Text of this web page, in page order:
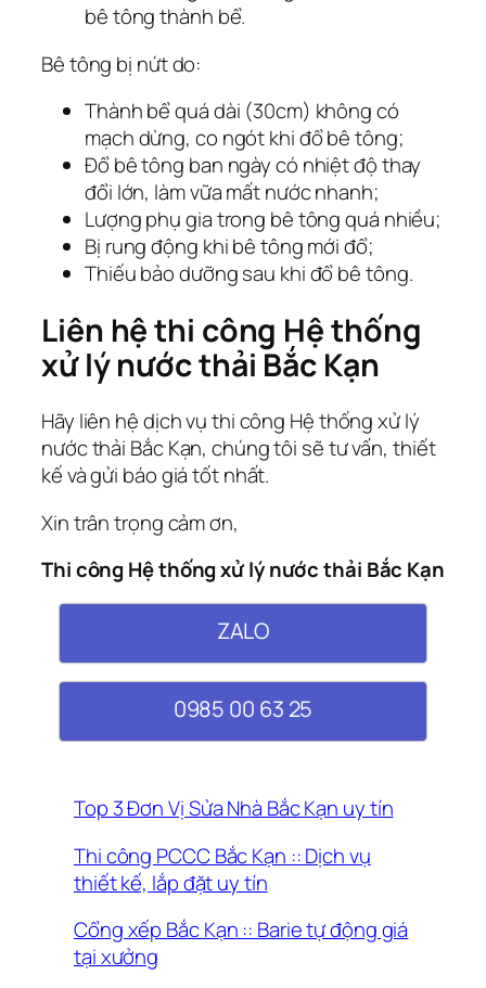
bê tông thành bể.
Bê tông bị nứt do:
Thành bể quá dài (30cm) không có
mạch dừng, co ngót khi đổ bê tông;
Đổ bê tông ban ngày có nhiệt độ thay
đổi lớn, làm vữa mất nước nhanh;
Lượng phụ gia trong bê tông quá nhiều;
Bị rung động khi bê tông mới đổ;
Thiếu bảo dưỡng sau khi đổ bê tông.
Liên hệ thi công Hệ thống
xử lý nước thải Bắc Kạn
Hãy liên hệ dịch vụ thi công Hệ thống xử lý
nước thải Bắc Kạn, chúng tôi sẽ tư vấn, thiết
kế và gửi báo giá tốt nhất.
Xin trân trọng cảm ơn,
Thi công Hệ thống xử lý nước thải Bắc Kạn
ZALO
0985 00 63 25
Top 3 Đơn Vị Sửa Nhà Bắc Kạn uy tín
Thi công PCCC Bắc Kạn :: Dịch vụ
thiết kế, lắp đặt uy tín
Cổng xếp Bắc Kạn :: Barie tự động giá
tại xưởng